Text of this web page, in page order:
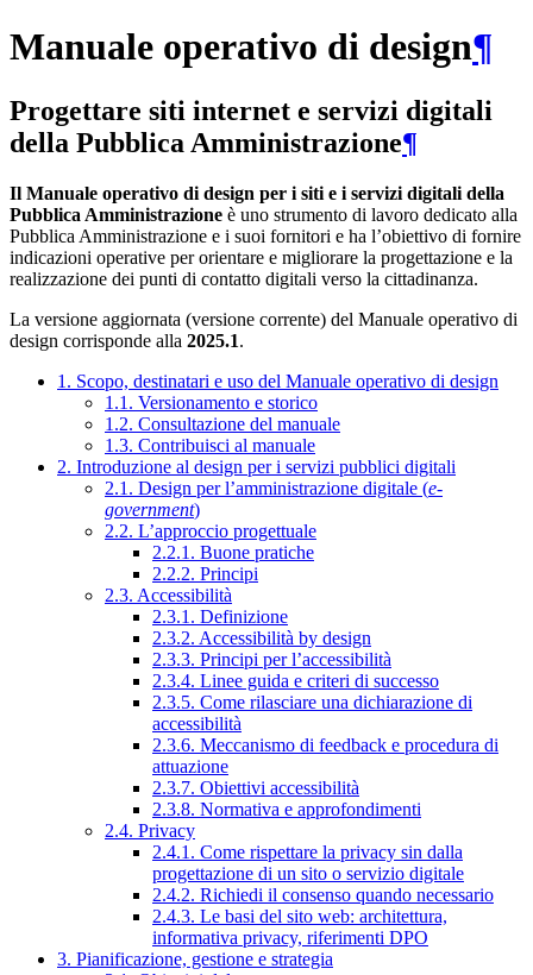
Manuale operativo di design¶
Progettare siti internet e servizi digitali
della Pubblica Amministrazione¶
Il Manuale operativo di design per i siti e i servizi digitali della
Pubblica Amministrazione è uno strumento di lavoro dedicato alla
Pubblica Amministrazione e i suoi fornitori e ha l’obiettivo di fornire
indicazioni operative per orientare e migliorare la progettazione e la
realizzazione dei punti di contatto digitali verso la cittadinanza.
La versione aggiornata (versione corrente) del Manuale operativo di
design corrisponde alla 2025.1.
1. Scopo, destinatari e uso del Manuale operativo di design
1.1. Versionamento e storico
1.2. Consultazione del manuale
1.3. Contribuisci al manuale
2. Introduzione al design per i servizi pubblici digitali
2.1. Design per l’amministrazione digitale (e-
government)
2.2. L’approccio progettuale
2.2.1. Buone pratiche
2.2.2. Principi
2.3. Accessibilità
2.3.1. Definizione
2.3.2. Accessibilità by design
2.3.3. Principi per l’accessibilità
2.3.4. Linee guida e criteri di successo
2.3.5. Come rilasciare una dichiarazione di
accessibilità
2.3.6. Meccanismo di feedback e procedura di
attuazione
2.3.7. Obiettivi accessibilità
2.3.8. Normativa e approfondimenti
2.4. Privacy
2.4.1. Come rispettare la privacy sin dalla
progettazione di un sito o servizio digitale
2.4.2. Richiedi il consenso quando necessario
2.4.3. Le basi del sito web: architettura,
informativa privacy, riferimenti DPO
3. Pianificazione, gestione e strategia